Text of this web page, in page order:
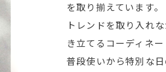
を取り揃えています。
トレンドを取り入れ
き立てるコーディネー
普段使いから特別な